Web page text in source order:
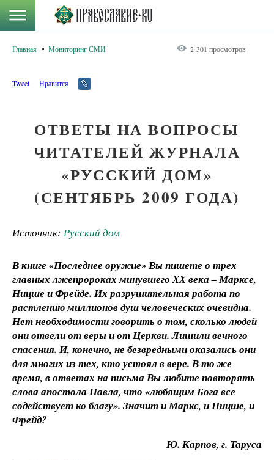
Главная Мониторинг СМИ 2 301 просмотров
Tweet Нравится
ОТВЕТЫ НА ВОПРОСЫ
ЧИТАТЕЛЕЙ ЖУРНАЛА
«РУССКИЙ ДОМ»
(СЕНТЯБРЬ 2009 ГОДА)
Источник: Русский дом
В книге «Последнее оружие» Вы пишете о трех
главных лжепророках минувшего XX века – Марксе,
Ницше и Фрейде. Их разрушительная работа по
растлению миллионов душ человеческих очевидна.
Нет необходимости говорить о том, сколько людей
они отвели от веры и от Церкви. Лишили вечного
спасения. И, конечно, не безвредными оказались они
для многих из тех, кто устоял в вере. В то же
время, в ответах на письма Вы любите повторять
слова апостола Павла, что «любящим Бога все
содействует ко благу». Значит и Маркс, и Ницше, и
Фрейд?
Ю. Карпов, г. Таруса